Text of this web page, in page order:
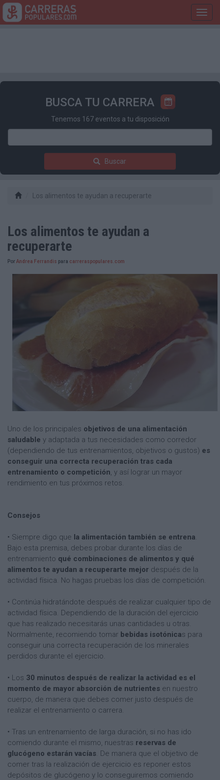
BUSCA TU CARRERA
Tenemos 167 eventos a tu disposición
Buscar
Los alimentos te ayudan a recuperarte
Los alimentos te ayudan a
recuperarte
PorAndrea Ferrandis para carreraspopulares.com
Uno de los principales objetivos de una alimentación
saludable y adaptada a tus necesidades como corredor
(dependiendo de tus entrenamientos, objetivos o gustos) es
conseguir una correcta recuperación tras cada
entrenamiento o competición, y así lograr un mayor
rendimiento en tus próximos retos.
Consejos
• Siempre digo que la alimentación también se entrena.
Bajo esta premisa, debes probar durante los días de
entrenamiento qué combinaciones de alimentos y qué
alimentos te ayudan a recuperarte mejor después de la
actividad física. No hagas pruebas los días de competición.
• Continúa hidratándote después de realizar cualquier tipo de
actividad física. Dependiendo de la duración del ejercicio
que has realizado necesitarás unas cantidades u otras.
Normalmente, recomiendo tomar bebidas isotónicas para
conseguir una correcta recuperación de los minerales
perdidos durante el ejercicio.
• Los 30 minutos después de realizar la actividad es el
momento de mayor absorción de nutrientes en nuestro
cuerpo, de manera que debes comer justo después de
realizar el entrenamiento o carrera.
• Tras un entrenamiento de larga duración, si no has ido
comiendo durante el mismo, nuestras reservas de
glucógeno estarán vacías. De manera que el objetivo de
comer tras la realización de ejercicio es reponer estos
depósitos de glucógeno y lo conseguiremos comiendo